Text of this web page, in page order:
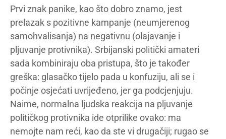
Prvi znak panike, kao što dobro znamo, jest
prelazak s pozitivne kampanje (neumjerenog
samohvalisanja) na negativnu (olajavanje i
pljuvanje protivnika). Srbijanski politički amateri
sada kombiniraju oba pristupa, što je također
greška: glasačko tijelo pada u konfuziju, ali se i
počinje osjećati uvrijeđeno, jer ga podcjenjuju.
Naime, normalna ljudska reakcija na pljuvanje
političkog protivnika ide otprilike ovako: ma
nemojte nam reći, kao da ste vi drugačiji; rugao se